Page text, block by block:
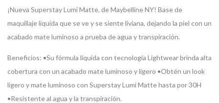
¡Nueva Superstay Lumi Matte, de Maybelline NY! Base de
maquillaje líquida que se ve y se siente liviana, dejando la piel con un
acabado mate luminoso a prueba de agua y transpiración.
Beneficios: •Su fórmula líquida con tecnología Lightwear brinda alta
cobertura con un acabado mate luminoso y ligero •Obtén un look
ligero y mate luminoso con Superstay Lumi Matte hasta por 30H
•Resistente al agua y la transpiración.